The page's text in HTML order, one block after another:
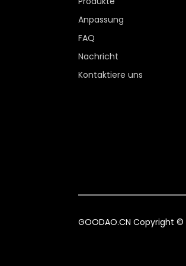
Anpassung
FAQ
Nachricht
Kontaktiere uns
GOODAO.CN Copyright